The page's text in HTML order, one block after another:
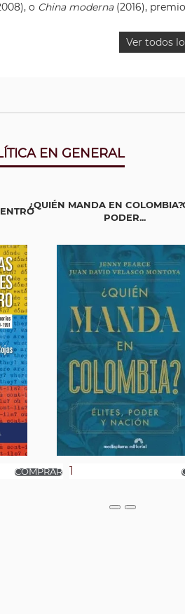
o China moderna(2016),
Ver todos
EN GENERAL
¿QUIÉN MANDA EN COLOMBIA?
PODER...